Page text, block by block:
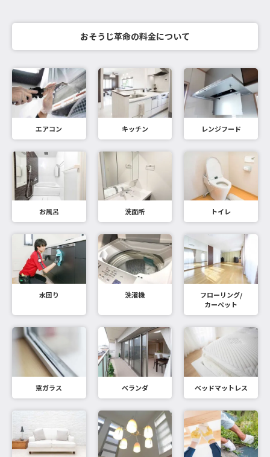
おそうじ革命の料金について
エアコン キッチン レンジフード
お風呂 洗面所 トイレ
水回り 洗濯機
フローリング/
カーペット
窓ガラス ベランダ ベッドマットレス